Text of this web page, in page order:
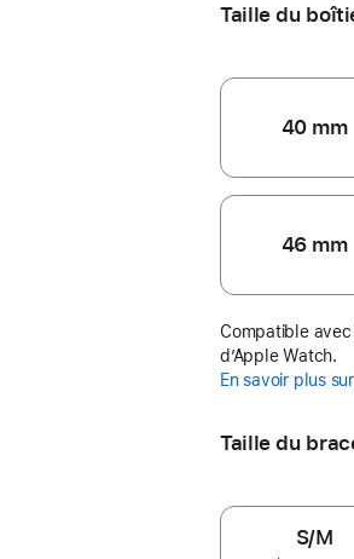
Taille du
40 mm
46 mm
Compatible
d’Apple Watch.
En savoir plus
Taille du
S/M